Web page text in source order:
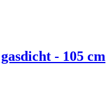
- 105 cm